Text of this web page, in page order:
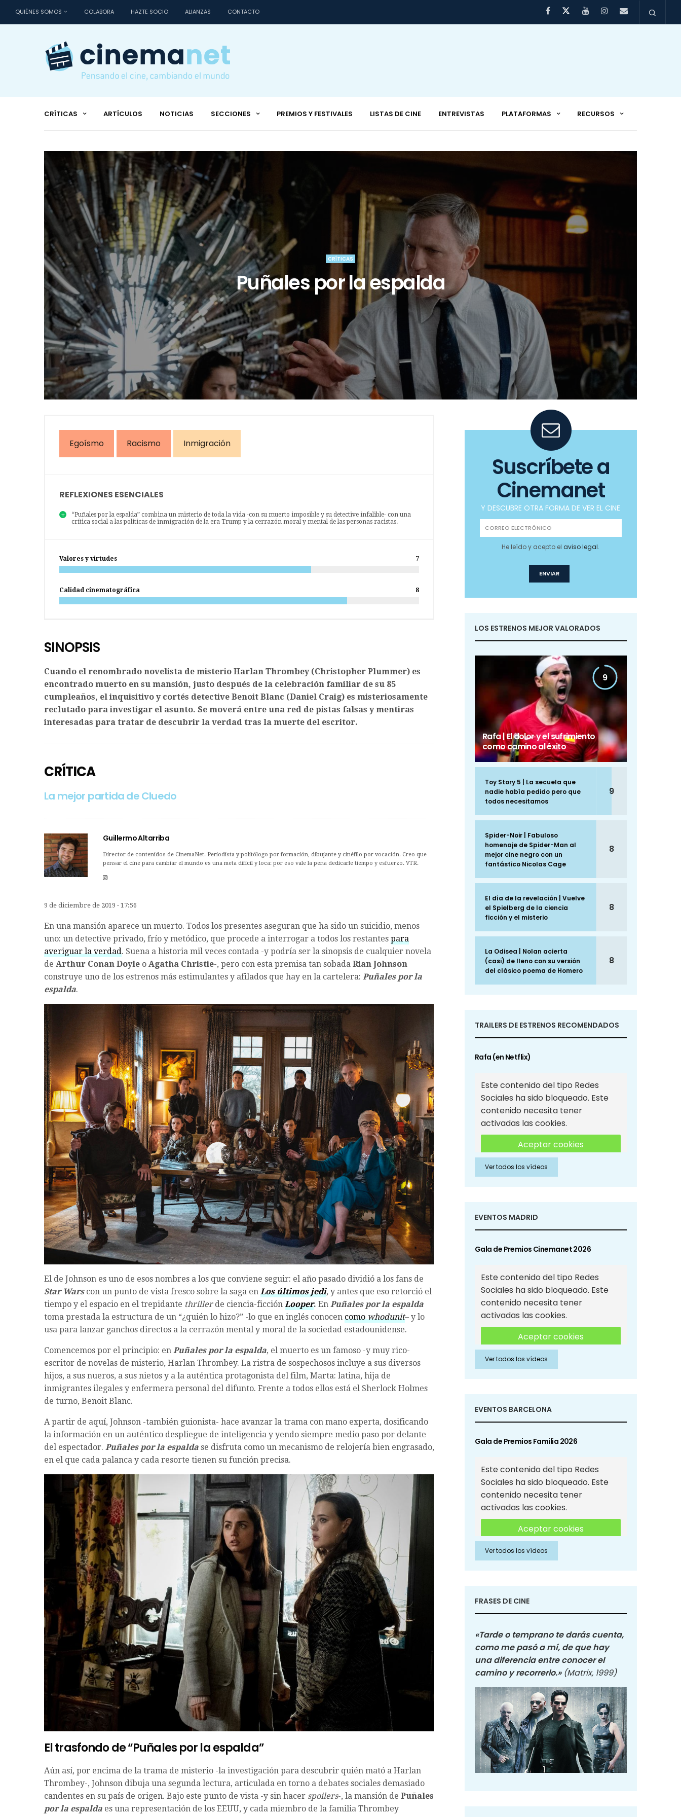
QUIÉNES SOMOS COLABORA HAZTE SOCIO ALIANZAS CONTACTO
CRÍTICAS ARTÍCULOS NOTICIAS SECCIONES PREMIOS Y FESTIVALES LISTAS DE CINE ENTREVISTAS PLATAFORMAS RECURSOS
CRÍTICAS
Puñales por la espalda
Egoísmo Racismo Inmigración
REFLEXIONES ESENCIALES
“Puñales por la espalda” combina un misterio de toda la vida -con su muerto imposible y su detective infalible- con una
crítica social a las políticas de inmigración de la era Trump y la cerrazón moral y mental de las personas racistas.
Valores y virtudes 7
Calidad cinematográfica 8
SINOPSIS
Cuando el renombrado novelista de misterio Harlan Thrombey (Christopher Plummer) es
encontrado muerto en su mansión, justo después de la celebración familiar de su 85
cumpleaños, el inquisitivo y cortés detective Benoit Blanc (Daniel Craig) es misteriosamente
reclutado para investigar el asunto. Se moverá entre una red de pistas falsas y mentiras
interesadas para tratar de descubrir la verdad tras la muerte del escritor.
CRÍTICA
La mejor partida de Cluedo
Guillermo Altarriba
Director de contenidos de CinemaNet. Periodista y politólogo por formación, dibujante y cinéfilo por vocación. Creo que
pensar el cine para cambiar el mundo es una meta difícil y loca: por eso vale la pena dedicarle tiempo y esfuerzo. VTR.
9 de diciembre de 2019 - 17:56
En una mansión aparece un muerto. Todos los presentes aseguran que ha sido un suicidio, menos
uno: un detective privado, frío y metódico, que procede a interrogar a todos los restantes para
averiguar la verdad. Suena a historia mil veces contada -y podría ser la sinopsis de cualquier novela
de Arthur Conan Doyle o Agatha Christie-, pero con esta premisa tan sobada Rian Johnson
construye uno de los estrenos más estimulantes y afilados que hay en la cartelera: Puñales por la
espalda.
El de Johnson es uno de esos nombres a los que conviene seguir: el año pasado dividió a los fans de
Star Warscon un punto de vista fresco sobre la saga en Los últimos jedi, y antes que eso retorció el
tiempo y el espacio en el trepidante thriller de ciencia-ficción Looper. En Puñales por la espalda
toma prestada la estructura de un “¿quién lo hizo?” -lo que en inglés conocen como whodunit– y lo
usa para lanzar ganchos directos a la cerrazón mental y moral de la sociedad estadounidense.
Comencemos por el principio: en Puñales por la espalda, el muerto es un famoso -y muy rico-
escritor de novelas de misterio, Harlan Thrombey. La ristra de sospechosos incluye a sus diversos
hijos, a sus nueros, a sus nietos y a la auténtica protagonista del film, Marta: latina, hija de
inmigrantes ilegales y enfermera personal del difunto. Frente a todos ellos está el Sherlock Holmes
de turno, Benoit Blanc.
A partir de aquí, Johnson -también guionista- hace avanzar la trama con mano experta, dosificando
la información en un auténtico despliegue de inteligencia y yendo siempre medio paso por delante
del espectador. Puñales por la espalda se disfruta como un mecanismo de relojería bien engrasado,
en el que cada palanca y cada resorte tienen su función precisa.
El trasfondo de “Puñales por la espalda”
Aún así, por encima de la trama de misterio -la investigación para descubrir quién mató a Harlan
Thrombey-, Johnson dibuja una segunda lectura, articulada en torno a debates sociales demasiado
candentes en su país de origen. Bajo este punto de vista -y sin hacer spoilers-, la mansión de Puñales
por la espalda es una representación de los EEUU, y cada miembro de la familia Thrombey
Suscríbete a
Cinemanet
Y DESCUBRE OTRA FORMA DE VER EL CINE
He leído y acepto elaviso legal.
LOS ESTRENOS MEJOR VALORADOS
9
Rafa | El dolor y el sufrimiento
como camino al éxito
Toy Story 5 | La secuela que
nadie había pedido pero que
todos necesitamos
9
Spider-Noir | Fabuloso
homenaje de Spider-Man al
mejor cine negro con un
fantástico Nicolas Cage
8
El día de la revelación | Vuelve
el Spielberg de la ciencia
ficción y el misterio
8
La Odisea | Nolan acierta
(casi) de lleno con su versión
del clásico poema de Homero
8
TRAILERS DE ESTRENOS RECOMENDADOS
Rafa (en Netflix)
Este contenido del tipo Redes
Sociales ha sido bloqueado. Este
contenido necesita tener
activadas las cookies.
Aceptar cookies
Aceptar cookies de Redes
Sociales
Ver todos los vídeos
EVENTOS MADRID
Gala de Premios Cinemanet 2026
Este contenido del tipo Redes
Sociales ha sido bloqueado. Este
contenido necesita tener
activadas las cookies.
Aceptar cookies
Aceptar cookies de Redes
Sociales
Ver todos los vídeos
EVENTOS BARCELONA
Gala de Premios Familia 2026
Este contenido del tipo Redes
Sociales ha sido bloqueado. Este
contenido necesita tener
activadas las cookies.
Aceptar cookies
Aceptar cookies de Redes
Sociales
Ver todos los vídeos
FRASES DE CINE
«Tarde o temprano te darás cuenta,
como me pasó a mí, de que hay
una diferencia entre conocer el
camino y recorrerlo.» (Matrix, 1999)